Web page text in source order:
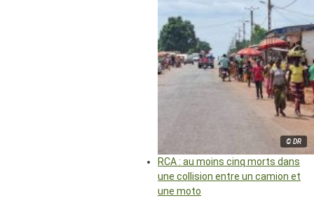
© DR
RCA : au moins cinq morts dans
une collision entre un camion et
une moto